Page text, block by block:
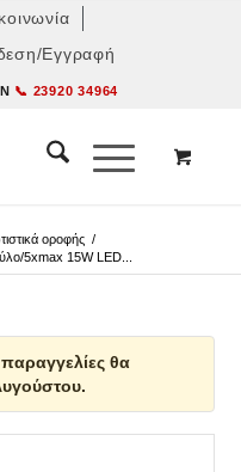
Εγγραφή
📞 23920 34964
οροφής /
5xmax 15W LED...
θα